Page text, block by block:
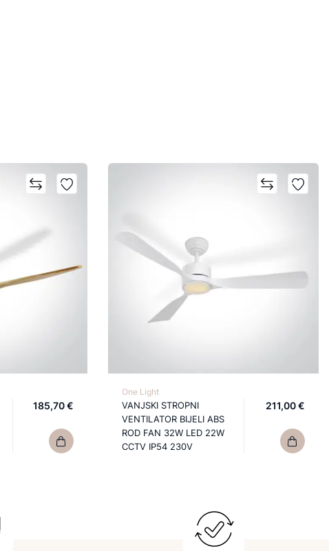
185,70 €
One Light
VANJSKI STROPNI
VENTILATOR BIJELI ABS
ROD FAN 32W LED 22W
CCTV IP54 230V
211,00 €